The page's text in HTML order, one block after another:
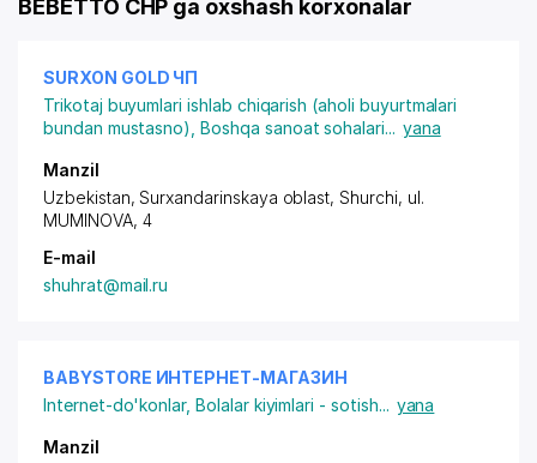
BEBETTO CHP ga oxshash korxonalar
SURXON GOLD ЧП
Trikotaj buyumlari ishlab chiqarish (aholi buyurtmalari
bundan mustasno) ,Boshqa sanoat sohalari... yana
Manzil
Uzbekistan, Surxandarinskaya oblast, Shurchi, ul.
MUMINOVA, 4
E-mail
shuhrat@mail.ru
BABYSTORE ИНТЕРНЕТ-МАГАЗИН
Internet-do'konlar,Bolalar kiyimlari - sotish... yana
Manzil